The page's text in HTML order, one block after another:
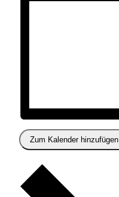
Zum Kalender hinzufügen